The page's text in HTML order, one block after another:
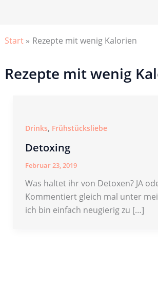
Start Rezepte mit wenig Kalorien
Rezepte mit wenig
Drinks, Frühstücksliebe
Detoxing
Februar 23, 2019
Was haltet ihr von Detoxen? JA
Kommentiert gleich mal unter
ich bin einfach neugierig zu […]